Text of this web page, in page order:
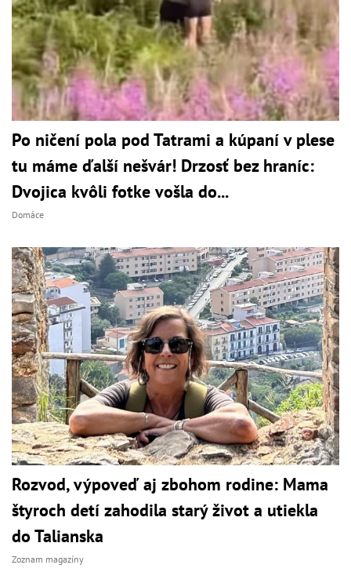
Po ničení pola pod Tatrami a kúpaní v plese
tu máme ďalší nešvár! Drzosť bez hraníc:
Dvojica kvôli fotke vošla do...
Domáce
Rozvod, výpoveď aj zbohom rodine: Mama
štyroch detí zahodila starý život a utiekla
do Talianska
Zoznam magazíny